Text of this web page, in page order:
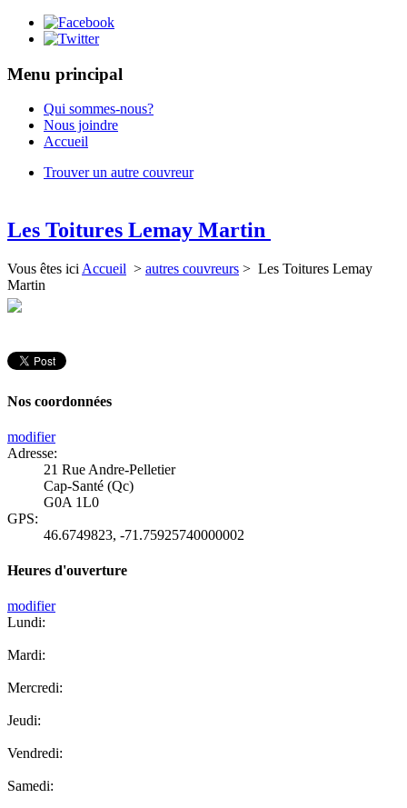
Menu principal
Qui sommes-nous?
Nous joindre
Accueil
Trouver un autre couvreur
Les Toitures Lemay Martin
Vous êtes ici Accueil > autres couvreurs > Les Toitures Lemay
Martin
Nos coordonnées
modifier
Adresse:
21 Rue Andre-Pelletier
Cap-Santé (Qc)
G0A 1L0
GPS:
46.6749823, -71.75925740000002
Heures d'ouverture
modifier
Lundi:
Mardi:
Mercredi:
Jeudi:
Vendredi:
Samedi: